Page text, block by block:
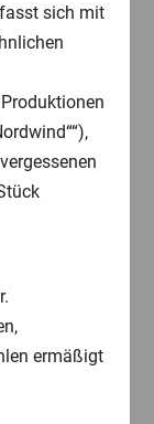
sich mit
ermäßigt